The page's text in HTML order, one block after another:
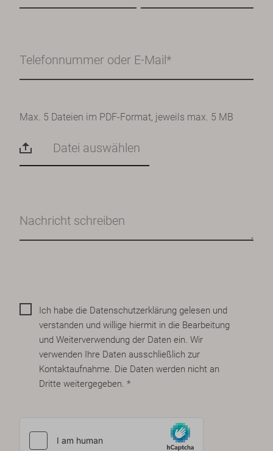
Max. 5 Dateien im PDF-Format, jeweils max. 5 MB
Datei auswählen
Ich habe die Datenschutzerklärung gelesen und
verstanden und willige hiermit in die Bearbeitung
und Weiterverwendung der Daten ein. Wir
verwenden Ihre Daten ausschließlich zur
Kontaktaufnahme. Die Daten werden nicht an
Dritte weitergegeben. *